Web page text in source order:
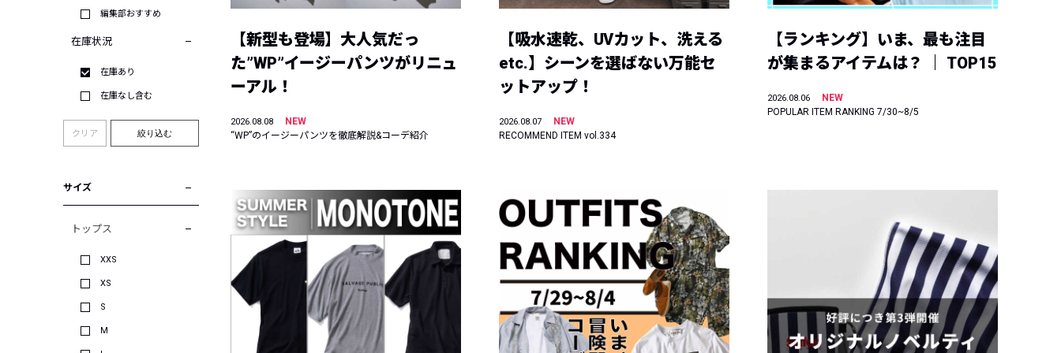
編集部おすすめ
在庫状況
在庫あり
在庫なし含む
クリア 絞り込む
サイズ
トップス
XXS
XS
S
M
【新型も登場】大人気だっ
た”WP”イージーパンツがリニュ
ーアル！
2026.08.08
NEW
“WP”のイージーパンツを徹底解説&コーデ紹介
【吸水速乾、UVカット、洗える
etc.】シーンを選ばない万能セ
ットアップ！
2026.08.07
NEW
RECOMMEND ITEM vol.334
【ランキング】いま、最も注目
が集まるアイテムは？ ｜ TOP15
2026.08.06
NEW
POPULAR ITEM RANKING 7/30~8/5